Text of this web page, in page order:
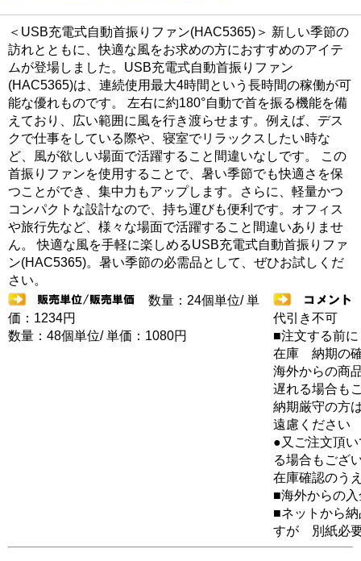
＜USB充電式自動首振りファン(HAC5365)＞ 新しい季節の
訪れとともに、快適な風をお求めの方におすすめのアイテ
ムが登場しました。USB充電式自動首振りファン
(HAC5365)は、連続使用最大4時間という長時間の稼働が可
能な優れものです。 左右に約180°自動で首を振る機能を備
えており、広い範囲に風を行き渡らせます。例えば、デス
クで仕事をしている際や、寝室でリラックスしたい時な
ど、風が欲しい場面で活躍すること間違いなしです。 この
首振りファンを使用することで、暑い季節でも快適さを保
つことができ、集中力もアップします。さらに、軽量かつ
コンパクトな設計なので、持ち運びも便利です。オフィス
や旅行先など、様々な場面で活躍すること間違いありませ
ん。 快適な風を手軽に楽しめるUSB充電式自動首振りファ
ン(HAC5365)。暑い季節の必需品として、ぜひお試しくだ
さい。
数量：24個単位/ 単
価：1234円
数量：48個単位/ 単価：1080円
代引き不可
■注文する前に
在庫 納期の
海外からの商
遅れる場合も
納期厳守の方
遠慮ください
●又ご注文頂
る場合もござ
在庫確認のう
■海外からの
■ネットから
すが 別紙必